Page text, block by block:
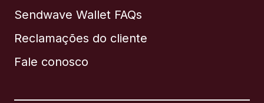
Sendwave Wallet FAQs
Reclamações do cliente
Fale conosco
Brasil